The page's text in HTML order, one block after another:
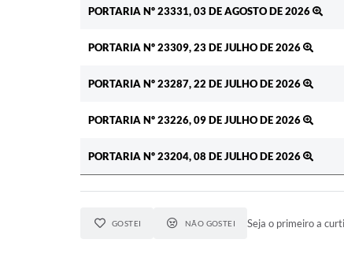
PORTARIA Nº 23331, 03 DE AGOSTO DE 2026
PORTARIA Nº 23309, 23 DE JULHO DE 2026
PORTARIA Nº 23287, 22 DE JULHO DE 2026
PORTARIA Nº 23226, 09 DE JULHO DE 2026
PORTARIA Nº 23204, 08 DE JULHO DE 2026
GOSTEI NÃO GOSTEI Seja o primeiro a